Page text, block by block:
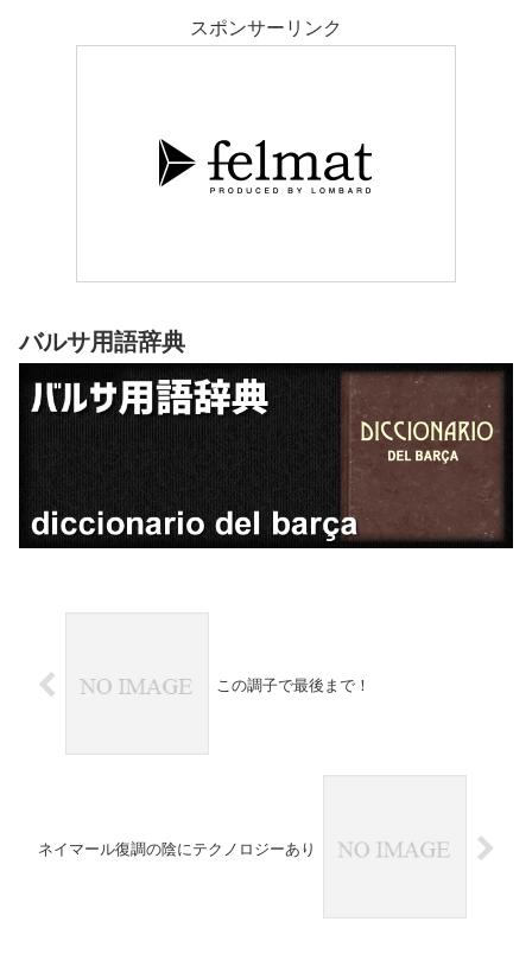
スポンサーリンク
バルサ用語辞典
この調子で最後まで！
ネイマール復調の陰にテクノロジーあり